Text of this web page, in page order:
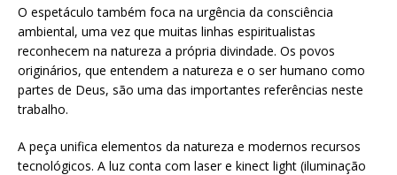
O espetáculo também foca na urgência da consciência
ambiental, uma vez que muitas linhas espiritualistas
reconhecem na natureza a própria divindade. Os povos
originários, que entendem a natureza e o ser humano como
partes de Deus, são uma das importantes referências neste
trabalho.
A peça unifica elementos da natureza e modernos recursos
tecnológicos. A luz conta com laser e kinect light (iluminação